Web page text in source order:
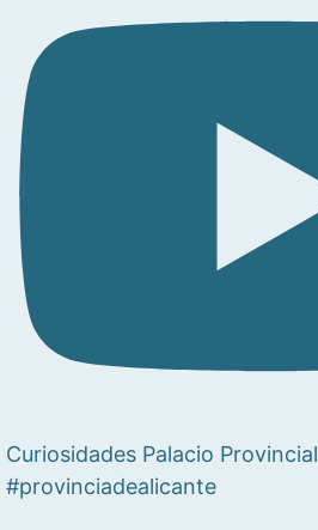
Curiosidades Palacio Provincial
#provinciadealicante